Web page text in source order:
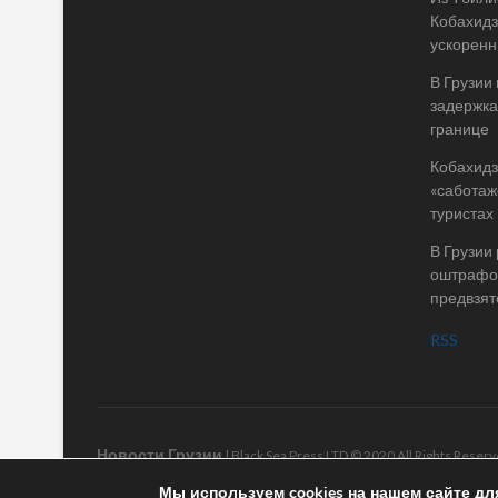
В
границе
туристах
В Грузии
RSS
Новости Грузии| Black Sea Press LTD © 2020 All Rights
Мы используем cookies на нашем сайте